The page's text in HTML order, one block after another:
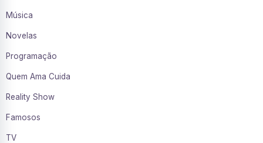
Música
Novelas
Programação
Quem Ama Cuida
Reality Show
Famosos
TV